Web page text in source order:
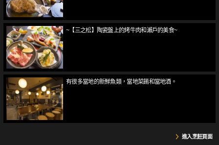
~【三之松】陶瓷盤上的烤牛肉和瀨戶的美食~
有很多當地的新鮮魚類，當地菜餚和當地酒。
進入烹飪頁面